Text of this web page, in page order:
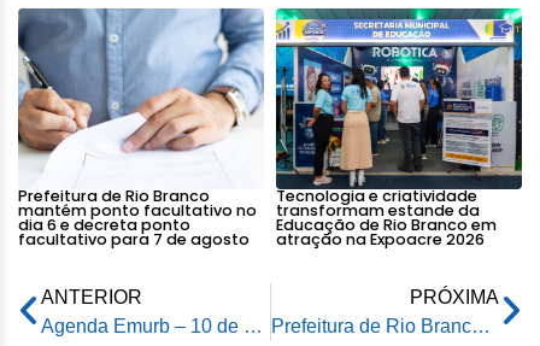
Prefeitura de Rio Branco
mantém ponto facultativo no
dia 6 e decreta ponto
facultativo para 7 de agosto
Tecnologia e criatividade
transformam estande da
Educação de Rio Branco em
atração na Expoacre 2026
ANTERIOR
Agenda Emurb – 10 de setembro de 2025
PRÓXIMA
Prefeitura de Rio Branco apresenta proposta de Plano Diretor e Plano Plurianual aos vereadores da base aliada